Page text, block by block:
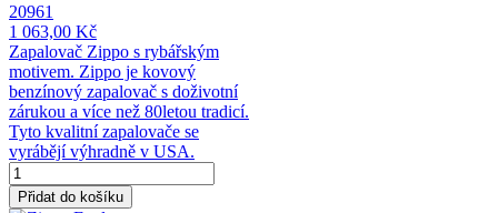
20961
1 063,00 Kč
Zapalovač Zippo s rybářským
motivem. Zippo je kovový
benzínový zapalovač s doživotní
zárukou a více než 80letou tradicí.
Tyto kvalitní zapalovače se
vyrábějí výhradně v USA.
Přidat do košíku